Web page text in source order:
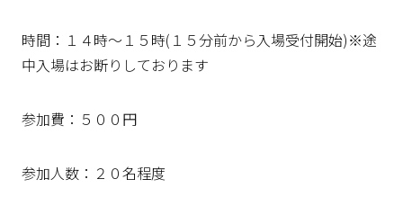
時間：１４時～１５時(１５分前から入場受付開始)※途
中入場はお断りしております
参加費：５００円
参加人数：２０名程度